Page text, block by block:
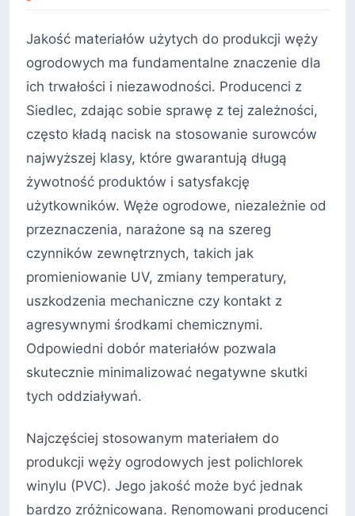
Jakość materiałów użytych do produkcji węży
ogrodowych ma fundamentalne znaczenie dla
ich trwałości i niezawodności. Producenci z
Siedlec, zdając sobie sprawę z tej zależności,
często kładą nacisk na stosowanie surowców
najwyższej klasy, które gwarantują długą
żywotność produktów i satysfakcję
użytkowników. Węże ogrodowe, niezależnie od
przeznaczenia, narażone są na szereg
czynników zewnętrznych, takich jak
promieniowanie UV, zmiany temperatury,
uszkodzenia mechaniczne czy kontakt z
agresywnymi środkami chemicznymi.
Odpowiedni dobór materiałów pozwala
skutecznie minimalizować negatywne skutki
tych oddziaływań.
Najczęściej stosowanym materiałem do
produkcji węży ogrodowych jest polichlorek
winylu (PVC). Jego jakość może być jednak
bardzo zróżnicowana. Renomowani producenci